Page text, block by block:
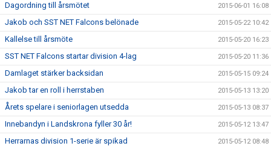
Dagordning till årsmötet 2015-06-01 16:08
Jakob och SST NET Falcons belönade 2015-05-22 10:42
Kallelse till årsmöte 2015-05-20 16:23
SST NET Falcons startar division 4-lag 2015-05-20 11:36
Damlaget stärker backsidan 2015-05-15 09:24
Jakob tar en roll i herrstaben 2015-05-13 13:20
Årets spelare i seniorlagen utsedda 2015-05-13 08:37
Innebandyn i Landskrona fyller 30 år! 2015-05-12 13:47
Herrarnas division 1-serie är spikad 2015-05-12 08:48